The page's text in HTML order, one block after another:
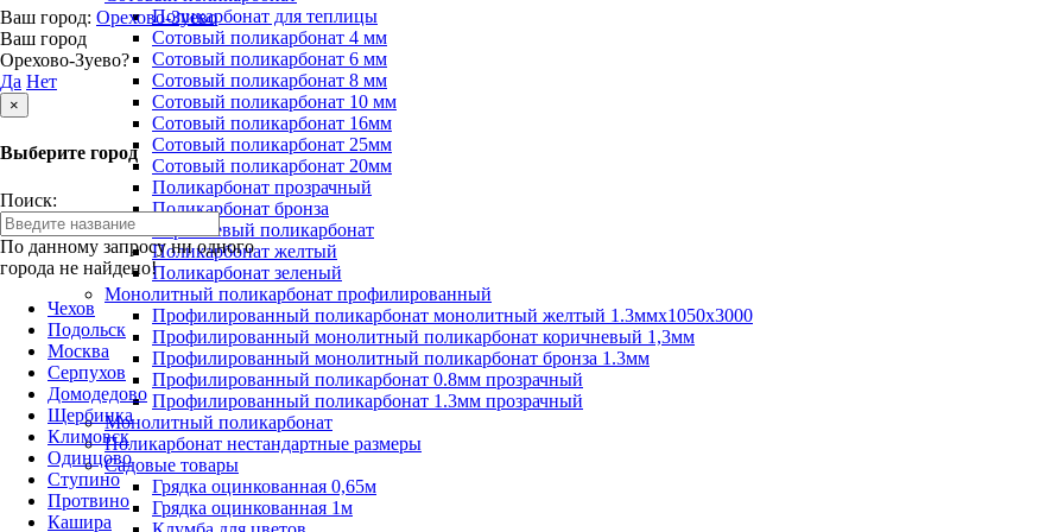
Ваш город: Орехово-Зуево
Ваш город
Орехово-Зуево?
Да Нет
×
Выберите город
Поиск:
По данному запросу ни одного
города не найдено!
Чехов
Подольск
Москва
Серпухов
Домодедово
Щербинка
Климовск
Одинцово
Ступино
Протвино
Кашира
Поликарбонат для теплицы
Сотовый поликарбонат 4 мм
Сотовый поликарбонат 6 мм
Сотовый поликарбонат 8 мм
Сотовый поликарбонат 10 мм
Сотовый поликарбонат 16мм
Сотовый поликарбонат 25мм
Сотовый поликарбонат 20мм
Поликарбонат прозрачный
Поликарбонат бронза
Коричневый поликарбонат
Поликарбонат желтый
Поликарбонат зеленый
Монолитный поликарбонат профилированный
Профилированный поликарбонат монолитный желтый 1.3ммх1050х3000
Профилированный монолитный поликарбонат коричневый 1,3мм
Профилированный монолитный поликарбонат бронза 1.3мм
Профилированный поликарбонат 0.8мм прозрачный
Профилированный поликарбонат 1.3мм прозрачный
Монолитный поликарбонат
Поликарбонат нестандартные размеры
Садовые товары
Грядка оцинкованная 0,65м
Грядка оцинкованная 1м